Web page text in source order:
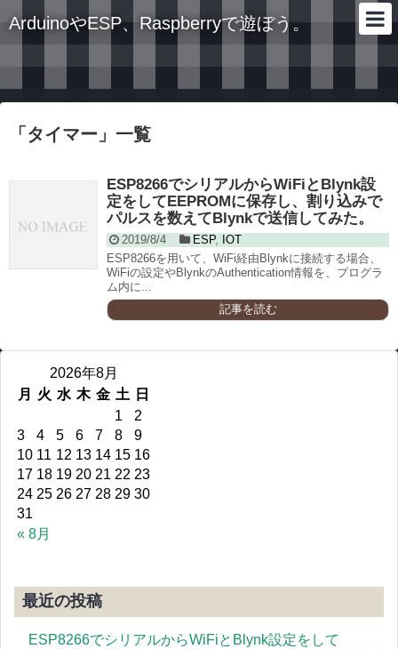
ArduinoやESP、Raspberryで遊ぼう。
「 タイマー 」 一覧
ESP8266でシリアルからWiFiとBlynk設
定をしてEEPROMに保存し、割り込みで
パルスを数えてBlynkで送信してみた。
2019/8/4 ESP,
IOT
ESP8266を用いて、WiFi経由Blynkに接続する場合、
WiFiの設定やBlynkのAuthentication情報を、プログラ
ム内に...
記事を読む
2026年8月
月
火 水 木 金 土 日
« 8月
1
2
3
4 5 6 7 8
9
10 11 12 13 14 15 16
17 18 19 20 21 22 23
24 25 26 27 28 29 30
31
最近の投稿
ESP8266でシリアルからWiFiとBlynk設定をして